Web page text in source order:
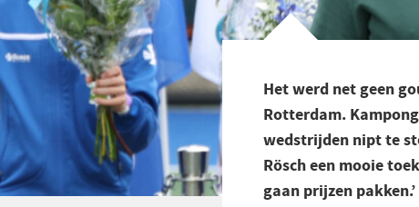
Het werd net geen
Rotterdam.
wedstrijden nipt te
Rösch een mooie
gaan prijzen pakken.’